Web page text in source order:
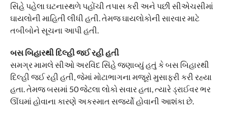
સિંહે પહેલા ઘટનાસ્થળે પહોંચી તપાસ કરી અને પછી સીએચસીમાં
ઘાયલોની માહિતી લીધી હતી. તેમજ ઘાયલોકોની સારવાર માટે
તબીબોને સૂચના આપી હતી.
બસ બિહારથી દિલ્હી જઈ રહી હતી
સમગ્ર મામલે સીઓ અરવિંદ સિંહે જણાવ્યું હતું કે બસ બિહારથી
દિલ્હી જઈ રહી હતી, જેમાં મોટાભાગના મજૂરો મુસાફરી કરી રહ્યા
હતા. તેમજ બસમાં 50 જેટલા લોકો સવાર હતા, ત્યારે ડ્રાઈવર ભર
ઊંઘમાં હોવાના કારણે અકસ્માત સર્જ્યો હોવાની આશંકા છે.